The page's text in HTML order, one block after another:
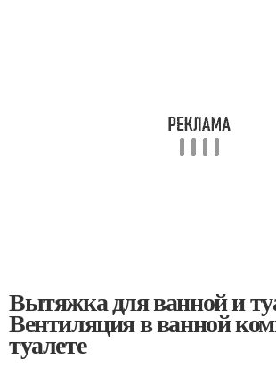
Вытяжка для ванной и
Вентиляция в ванной
туалете